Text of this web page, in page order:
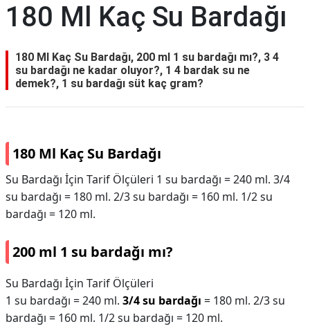
180 Ml Kaç Su Bardağı
180 Ml Kaç Su Bardağı, 200 ml 1 su bardağı mı?, 3 4
su bardağı ne kadar oluyor?, 1 4 bardak su ne
demek?, 1 su bardağı süt kaç gram?
180 Ml Kaç Su Bardağı
Su Bardağı İçin Tarif Ölçüleri 1 su bardağı = 240 ml. 3/4
su bardağı = 180 ml. 2/3 su bardağı = 160 ml. 1/2 su
bardağı = 120 ml.
200 ml 1 su bardağı mı?
Su Bardağı İçin Tarif Ölçüleri
1 su bardağı = 240 ml. 3/4 su bardağı = 180 ml. 2/3 su
bardağı = 160 ml. 1/2 su bardağı = 120 ml.